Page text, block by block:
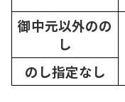
御中元以外のの
し
のし指定なし